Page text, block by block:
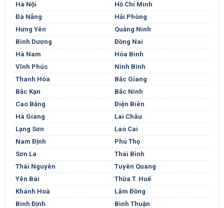
Hà Nội
Hồ Chí Minh
Đà Nẵng
Hải Phòng
Hưng Yên
Quảng Ninh
Bình Dương
Đồng Nai
Hà Nam
Hòa Bình
Vĩnh Phúc
Ninh Bình
Thanh Hóa
Bắc Giang
Bắc Kạn
Bắc Ninh
Cao Bằng
Điện Biên
Hà Giang
Lai Châu
Lạng Sơn
Lao Cai
Nam Định
Phú Thọ
Sơn La
Thái Bình
Thái Nguyên
Tuyên Quang
Yên Bái
Thừa T. Huế
Khánh Hoà
Lâm Đồng
Bình Định
Bình Thuận